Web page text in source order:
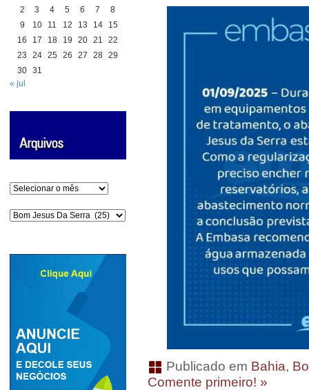
2
3 4 5 6 7
8
9
10 11 12 13 14
15
16
17 18 19 20 21
22
23
24 25 26 27 28 29
30 31
« jul
Arquivos
Categorias
Publicado em Bahia,
Comente primeiro! »